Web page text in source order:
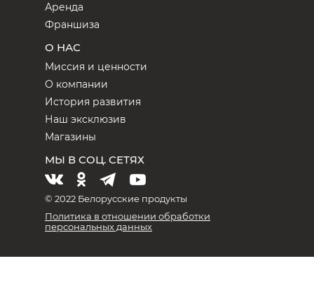
Аренда
Франшиза
О НАС
Миссия и ценности
О компании
История развития
Наш эксклюзив
Магазины
МЫ В СОЦ. СЕТЯХ
© 2022 Белорусские продукты
Политика в отношении обработки
персональных данных